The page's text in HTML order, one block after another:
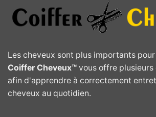
Les cheveux sont plus importants
Coiffer Cheveux™ vous offre
afin d'apprendre à correctement
cheveux au quotidien.